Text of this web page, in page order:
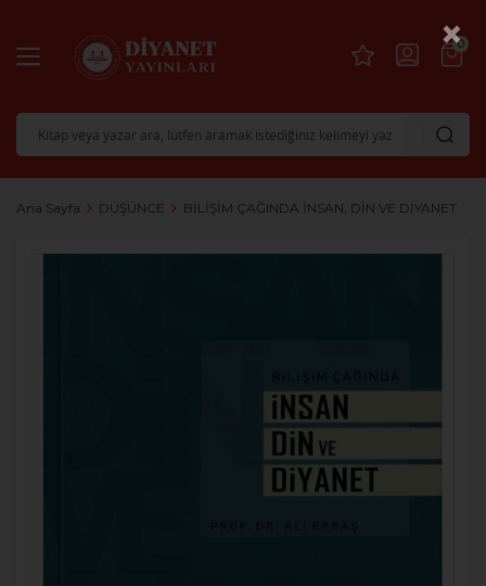
0
Ana Sayfa DÜŞÜNCE BİLİŞİM ÇAĞINDA İNSAN, DİN VE DİYANET
×